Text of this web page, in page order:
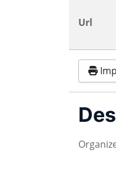
Url